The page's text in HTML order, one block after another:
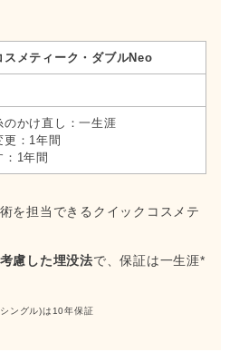
スメティーク・ダブルNeo
のかけ直し：一生涯
：1年間
：1年間
を担当できるクイックコスメテ
慮した埋没法で、保証は一生涯*
ングル)は10年保証